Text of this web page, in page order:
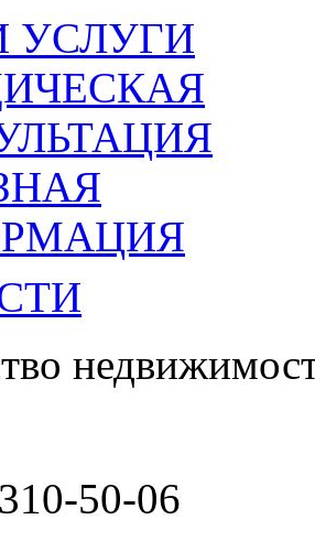
УСЛУГИ
50-06